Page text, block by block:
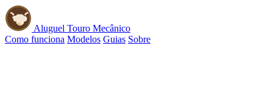
Aluguel Touro Mecânico
Como funciona Modelos Guias Sobre